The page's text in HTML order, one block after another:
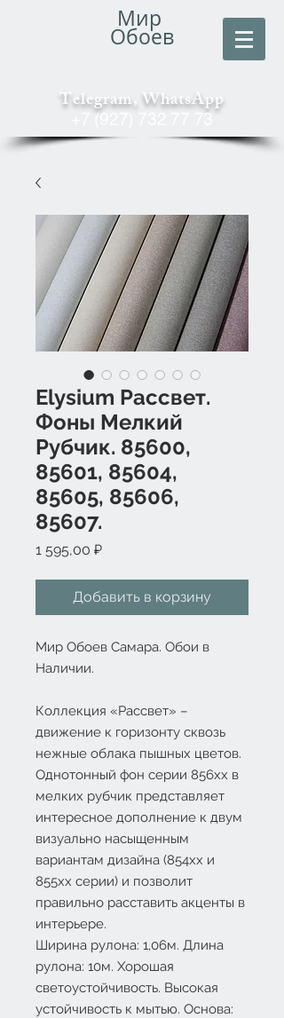
Мир
Обоев
Telegram, WhatsApp
+7 (927) 732 77 73
Elysium Рассвет.
Фоны Мелкий
Рубчик. 85600,
85601, 85604,
85605, 85606,
85607.
1 595,00 ₽Цена
Добавить в корзину
Мир Обоев Самара. Обои в
Наличии.
Коллекция «Рассвет» –
движение к горизонту сквозь
нежные облака пышных цветов.
Однотонный фон серии 856хх в
мелких рубчик представляет
интересное дополнение к двум
визуально насыщенным
вариантам дизайна (854хх и
855хх серии) и позволит
правильно расставить акценты в
интерьере.
Ширина рулона: 1,06м. Длина
рулона: 10м. Хорошая
светоустойчивость. Высокая
устойчивость к мытью. Основа: